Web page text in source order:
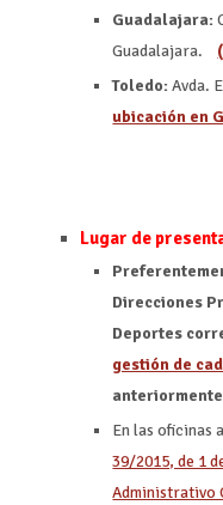
Guadalajara:
Guadalajara.
Toledo: Avda.
ubicación en
Lugar de
Direcciones
Deportes
gestión de
En las oficinas
39/2015, de 1
Administrativo